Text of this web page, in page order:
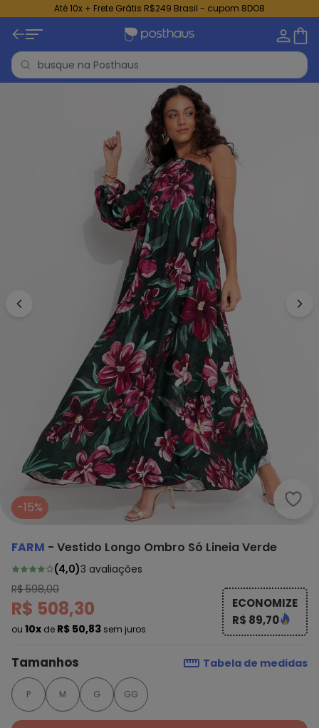
Até 10x + Frete Grátis R$249 Brasil - cupom 8DO8
-15%
FARM - Vestido Longo Ombro Só Lineia Verde
(4,0)3 avaliações
R$ 598,00
R$ 508,30
ou 10x de R$ 50,83 sem juros
ECONOMIZE
R$ 89,70
Tamanhos Tabela de medidas
P M G GG